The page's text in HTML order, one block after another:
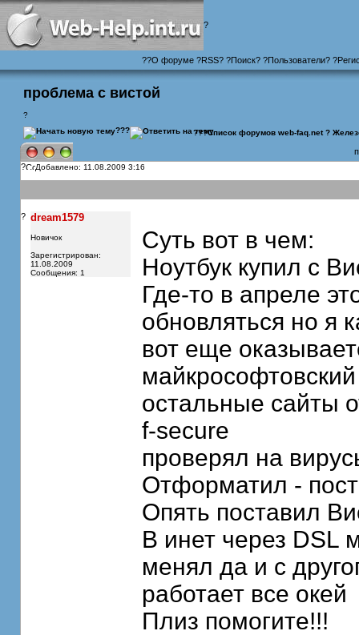
?
??О форуме?RSS? ?Поиск? ?Пользователи? ?
проблема с вистой
?
???
???Список форумов web-faq.net?
?
Добавлено: 11.08.2009 3:16
? dream1579
Новичок
Зарегистрирован:
11.08.2009
Сообщения: 1
Суть вот в чем:
Ноутбук купил с
Где-то в апреле
обновляться но я
вот еще
остальные сайты
f-secure
проверял на
Отформатил -
Опять поставил
В инет через DSL
менял да и с
работает все окей
Плиз помогите!!!